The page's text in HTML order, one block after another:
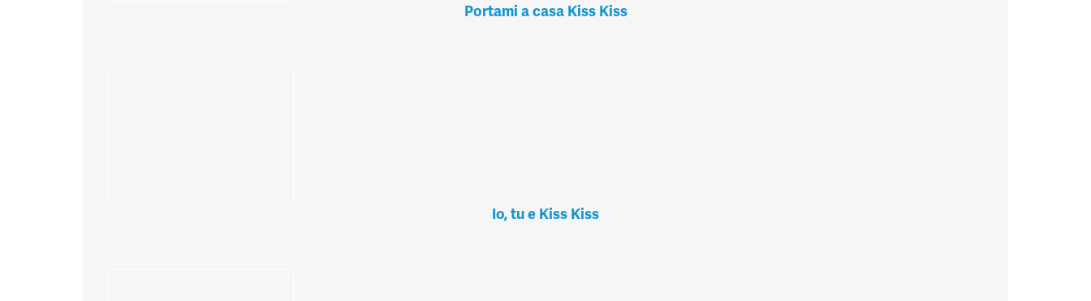
Portami a casa Kiss Kiss
Io, tu e Kiss Kiss